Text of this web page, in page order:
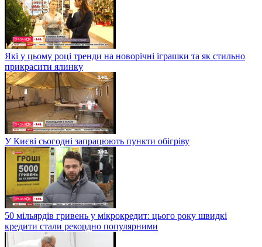
Які у цьому році тренди на новорічні іграшки та як стильно
прикрасити ялинку
У Києві сьогодні запрацюють пункти обігріву
50 мільярдів гривень у мікрокредит: цього року швидкі
кредити стали рекордно популярними